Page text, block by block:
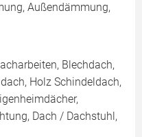
Außendämmung,
Blechdach,
Holz Schindeldach,
Dach / Dachstuhl,